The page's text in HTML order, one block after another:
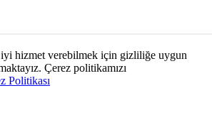
iyi hizmet verebilmek için gizliliğe uygun
Çerez politikamızı
Politikası